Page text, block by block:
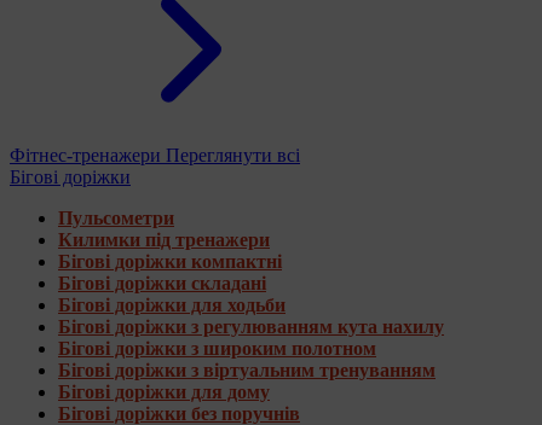
Фітнес-тренажери Переглянути всі
Бігові доріжки
Пульсометри
Килимки під тренажери
Бігові доріжки компактні
Бігові доріжки складані
Бігові доріжки для ходьби
Бігові доріжки з регулюванням кута нахилу
Бігові доріжки з широким полотном
Бігові доріжки з віртуальним тренуванням
Бігові доріжки для дому
Бігові доріжки без поручнів